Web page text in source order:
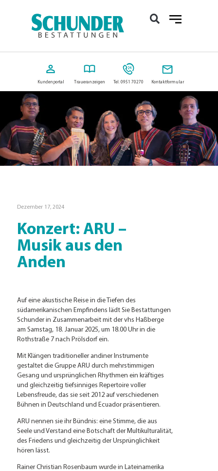
Kundenportal Traueranzeigen Tel. 0951 70270 Kontaktformular
Dezember 17, 2024
Konzert: ARU –
Musik aus den
Anden
Auf eine akustische Reise in die Tiefen des
südamerikanischen Empfindens lädt Sie Bestattungen
Schunder in Zusammenarbeit mit der vhs Haßberge
am Samstag, 18. Januar 2025, um 18.00 Uhr in die
Rothstraße 7 nach Prölsdorf ein.
Mit Klängen traditioneller andiner Instrumente
gestaltet die Gruppe ARU durch mehrstimmigen
Gesang und ursprünglichen Rhythmen ein kräftiges
und gleichzeitig tiefsinniges Repertoire voller
Lebensfreude, das sie seit 2012 auf verschiedenen
Bühnen in Deutschland und Ecuador präsentieren.
ARU nennen sie ihr Bündnis: eine Stimme, die aus
Seele und Verstand eine Botschaft der Multikulturalität,
des Friedens und gleichzeitig der Ursprünglichkeit
hören lässt.
Rainer Christian Rosenbaum wurde in Lateinamerika